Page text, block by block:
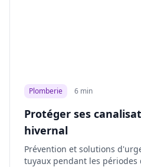
Plomberie 6 min
Protéger ses
hivernal
Prévention et solutions
tuyaux pendant les